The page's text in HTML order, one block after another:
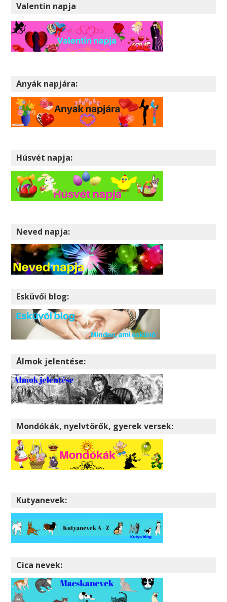
Valentin napja
Anyák napjára:
Húsvét napja:
Neved napja:
Esküvői blog:
Álmok jelentése:
Mondókák, nyelvtörők, gyerek versek:
Kutyanevek:
Cica nevek: